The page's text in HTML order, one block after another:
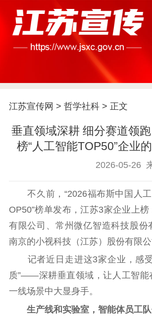
首页
江苏要闻
公示公告
通知公告 信息公开制度
信息公开年度报
告
政策
工作动态
江苏宣传网 > 哲学社科> 正文
垂直领域深耕 细分赛道领
榜“人工智能TOP50”企业
2026-05-26
不久前，“2026福布斯中国人工
OP50”榜单发布，江苏3家企业上
有限公司、常州微亿智造科技股份
南京的小视科技（江苏）股份有限公
记者近日走进这3家企业，感受
质”——深耕垂直领域，让人工智能
一线场景中大显身手。
生产线和实验室，智能体员工